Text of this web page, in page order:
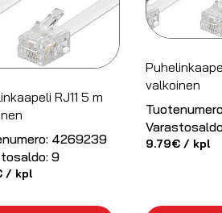
RJ11 5 m
4269239
9
/ kpl
valkoinen
9.79€ / kpl